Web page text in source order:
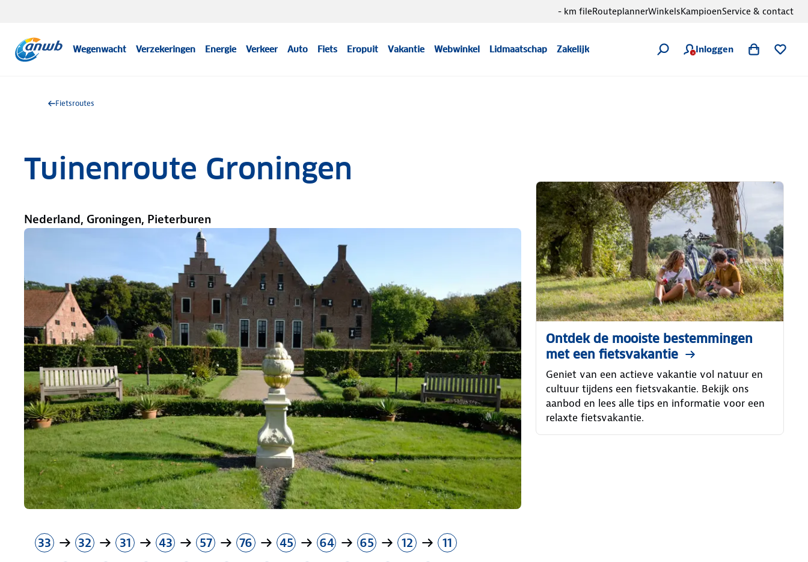
Wegenwacht Verzekeringen Energie Verkeer Auto Fiets Eropuit Vakantie Webwinkel Lidmaatschap Zakelijk Inloggen
- km fileRouteplannerWinkelsKampioenService & contact
Fietsroutes
Tuinenroute Groningen
Nederland, Groningen, Pieterburen
33 32 31 43 57 76 45 64 65 12
11
Ontdek de mooiste bestemmingen
met een fietsvakantie
Geniet van een actieve vakantie vol natuur en
cultuur tijdens een fietsvakantie. Bekijk ons
aanbod en lees alle tips en informatie voor een
relaxte fietsvakantie.